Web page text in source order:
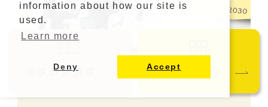
カタログ請求 ご来店予約
りカラー・人気のスタイル
年以降の日程・対
説
information about how our site is
used.
Learn more
Deny Accept